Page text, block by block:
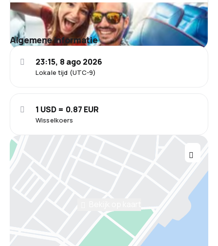
Algemene informatie
Lokale tijd (UTC-9)
23:15, 8 ago 2026
Wisselkoers
1 USD = 0.87 EUR